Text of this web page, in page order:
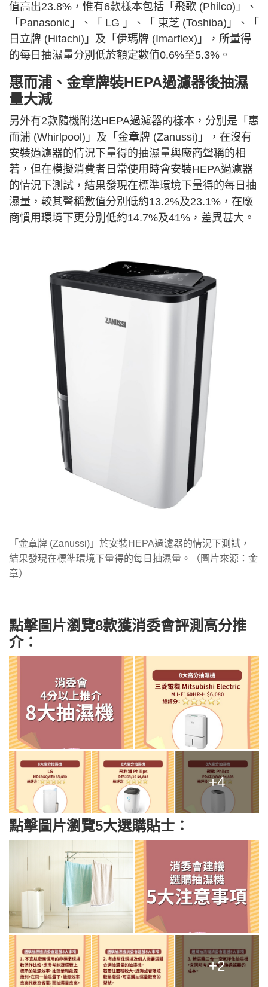
值高出23.8%，惟有6款樣本包括「飛歌 (Philco)」、
「Panasonic」、「 LG 」、「 東芝 (Toshiba)」、「
日立牌 (Hitachi)」及「伊瑪牌 (Imarflex)」，所量得
的每日抽濕量分別低於額定數值0.6%至5.3%。
惠而浦、金章牌裝HEPA過濾器後抽濕
量大減
另外有2款隨機附送HEPA過濾器的樣本，分別是「惠
而浦 (Whirlpool)」及「金章牌 (Zanussi)」，在沒有
安裝過濾器的情況下量得的抽濕量與廠商聲稱的相
若，但在模擬消費者日常使用時會安裝HEPA過濾器
的情況下測試，結果發現在標準環境下量得的每日抽
濕量，較其聲稱數值分別低約13.2%及23.1%，在廠
商慣用環境下更分別低約14.7%及41%，差異甚大。
「金章牌 (Zanussi)」於安裝HEPA過濾器的情況下測試，
結果發現在標準環境下量得的每日抽濕量。（圖片來源：金
章）
點擊圖片瀏覽8款獲消委會評測高分推
介：
+4
點擊圖片瀏覽5大選購貼士：
+2